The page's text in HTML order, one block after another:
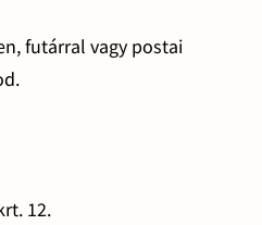
futárral vagy postai
12.